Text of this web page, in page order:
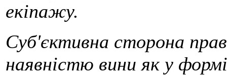
екіпажу.
Суб'єктивна сторона
наявністю вини як у